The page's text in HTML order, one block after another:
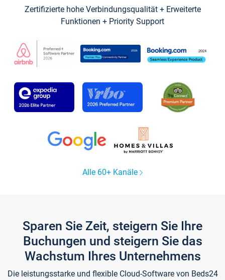
Zertifizierte hohe Verbindungsqualität + Erweiterte
Funktionen + Priority Support
Alle 60+ Kanäle
Sparen Sie Zeit, steigern Sie Ihre
Buchungen und steigern Sie das
Wachstum Ihres Unternehmens
Die leistungsstarke und flexible Cloud-Software von Beds24